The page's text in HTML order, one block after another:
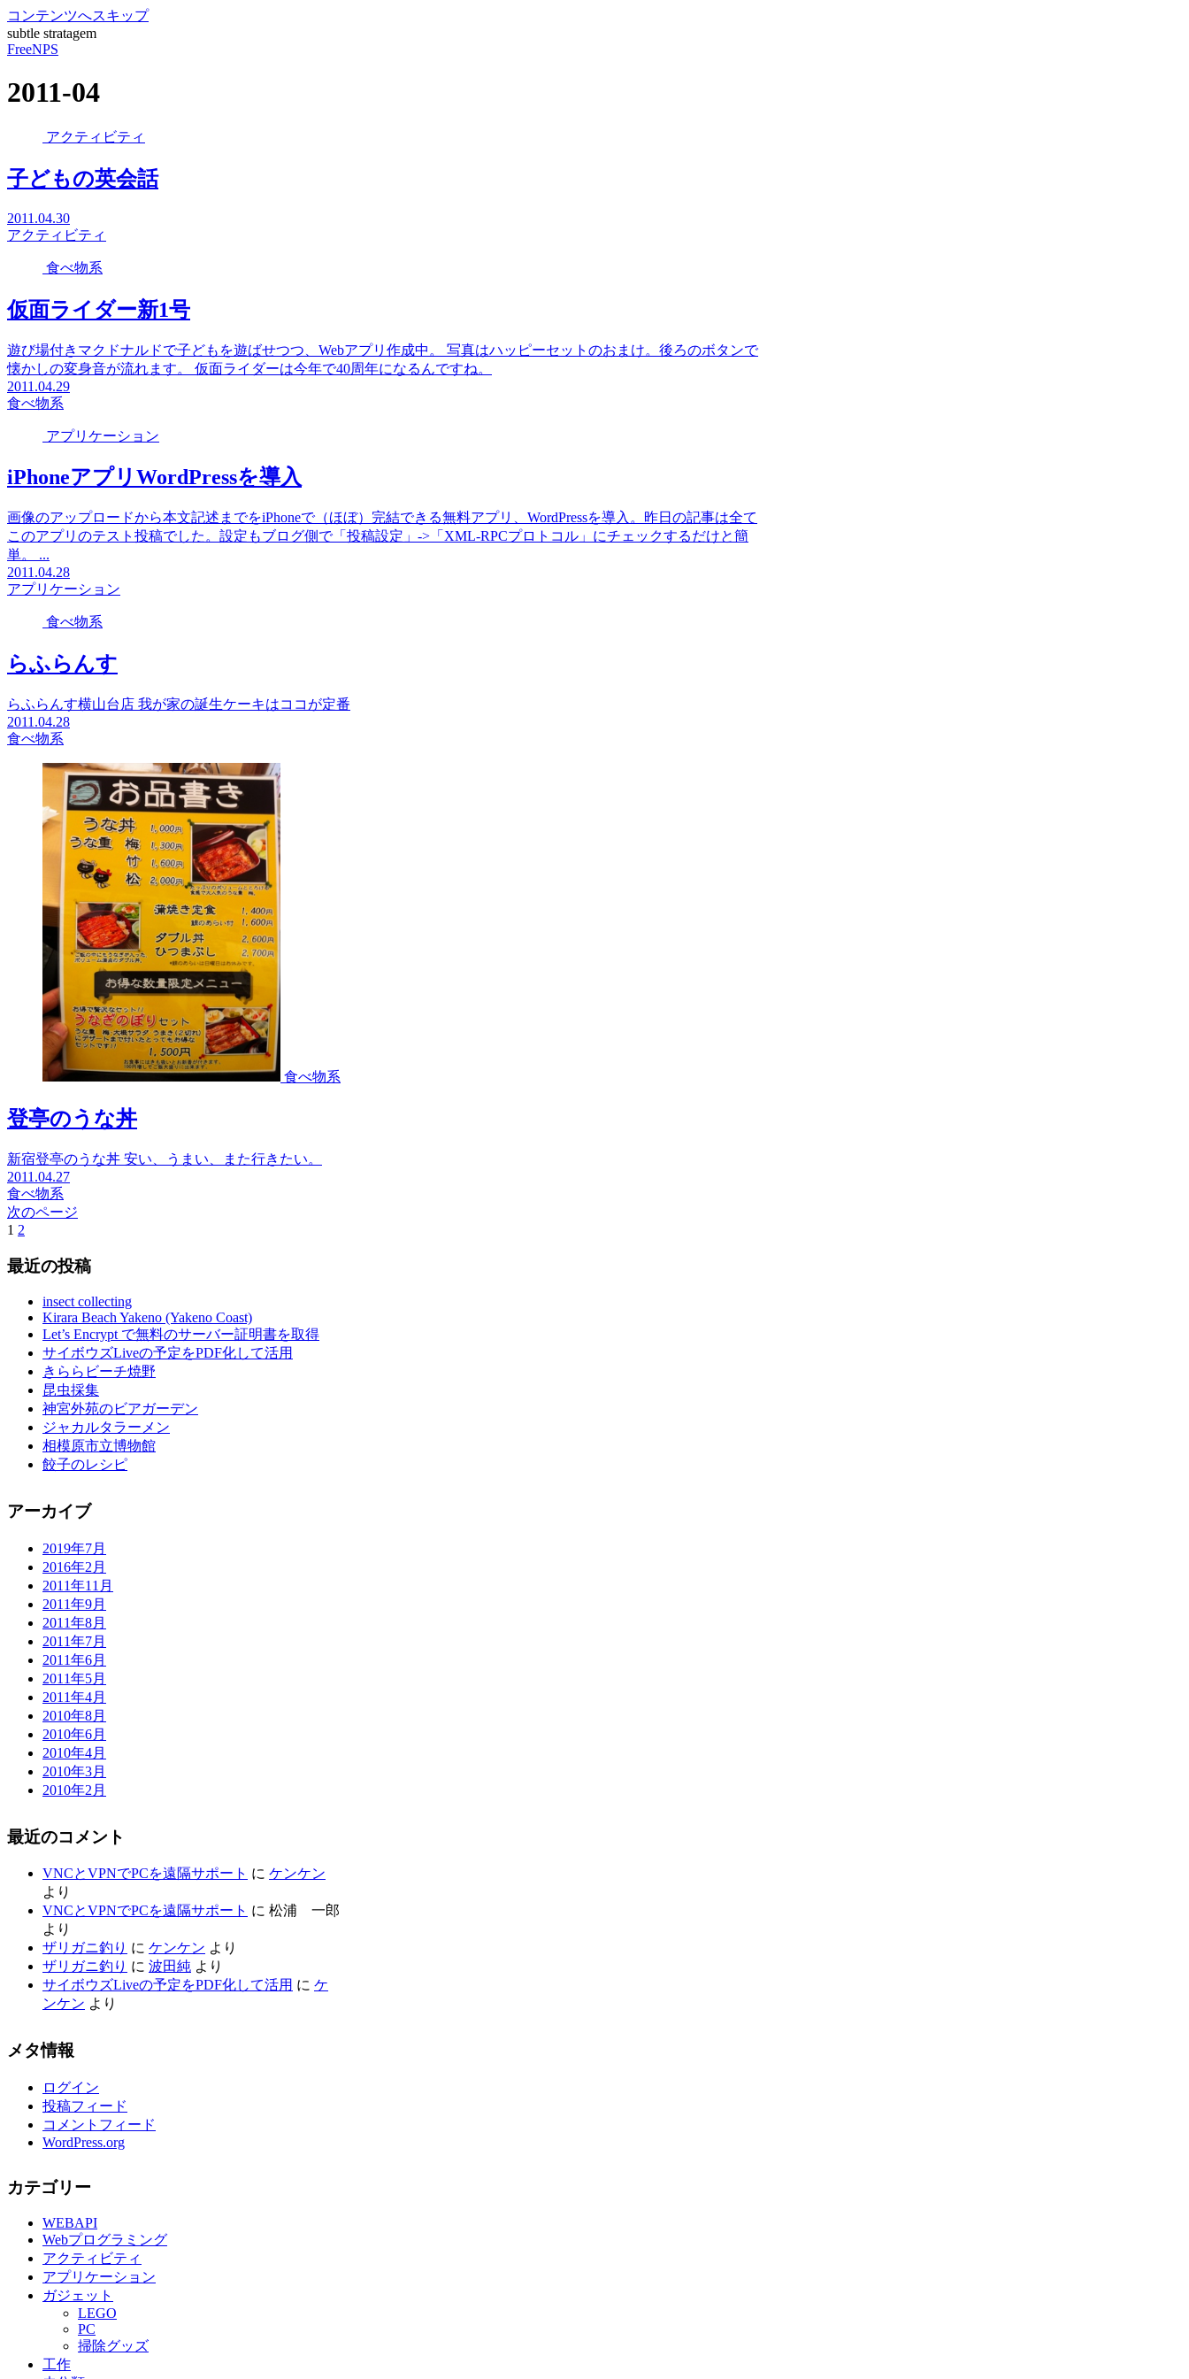
コンテンツへスキップ
subtle stratagem
FreeNPS
2011-04
アクティビティ
子どもの英会話
2011.04.30
アクティビティ
食べ物系
仮面ライダー新1号
遊び場付きマクドナルドで子どもを遊ばせつつ、Webアプリ作成中。 写真はハッピーセットのおまけ。後ろのボタンで
懐かしの変身音が流れます。 仮面ライダーは今年で40周年になるんですね。
2011.04.29
食べ物系
アプリケーション
iPhoneアプリWordPressを導入
画像のアップロードから本文記述までをiPhoneで（ほぼ）完結できる無料アプリ、WordPressを導入。昨日の記事は全て
このアプリのテスト投稿でした。設定もブログ側で「投稿設定」->「XML-RPCプロトコル」にチェックするだけと簡
単。 ...
2011.04.28
アプリケーション
食べ物系
らふらんす
らふらんす横山台店 我が家の誕生ケーキはココが定番
2011.04.28
食べ物系
食べ物系
登亭のうな丼
新宿登亭のうな丼 安い、うまい、また行きたい。
2011.04.27
食べ物系
次のページ
1 2
最近の投稿
insect collecting
Kirara Beach Yakeno (Yakeno Coast)
Let’s Encrypt で無料のサーバー証明書を取得
サイボウズLiveの予定をPDF化して活用
きららビーチ焼野
昆虫採集
神宮外苑のビアガーデン
ジャカルタラーメン
相模原市立博物館
餃子のレシピ
アーカイブ
2019年7月
2016年2月
2011年11月
2011年9月
2011年8月
2011年7月
2011年6月
2011年5月
2011年4月
2010年8月
2010年6月
2010年4月
2010年3月
2010年2月
最近のコメント
VNCとVPNでPCを遠隔サポート に ケンケン
より
VNCとVPNでPCを遠隔サポート に 松浦 一郎
より
ザリガニ釣り に ケンケン より
ザリガニ釣り に 波田純 より
サイボウズLiveの予定をPDF化して活用 に ケ
ンケン より
メタ情報
ログイン
投稿フィード
コメントフィード
WordPress.org
カテゴリー
WEBAPI
Webプログラミング
アクティビティ
アプリケーション
ガジェット
LEGO
PC
掃除グッズ
工作